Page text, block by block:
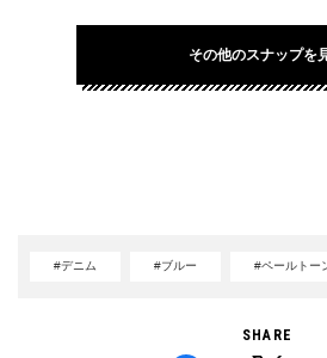
その他のスナップを
#デニム #ブルー #ペールトー
SHARE